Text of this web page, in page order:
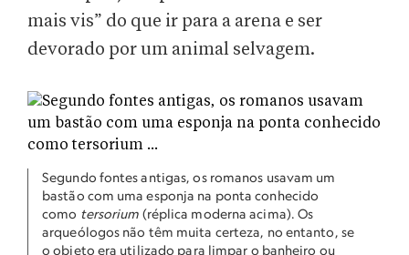
mais vis” do que ir para a arena e ser
devorado por um animal selvagem.
Segundo fontes antigas, os romanos usavam um
bastão com uma esponja na ponta conhecido
como tersorium (réplica moderna acima). Os
arqueólogos não têm muita certeza, no entanto, se
o objeto era utilizado para limpar o banheiro ou